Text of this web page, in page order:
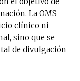
La OMS
clínico ni
sino que se
de divulgación